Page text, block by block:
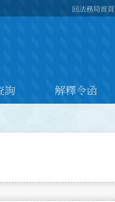
回法務局首頁
詢 解釋令函